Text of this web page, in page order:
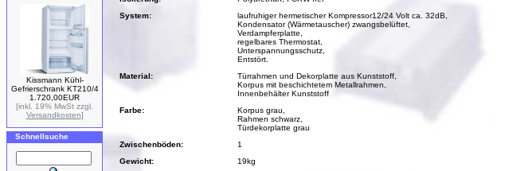
Kissmann Kühl-
Gefrierschrank KT210/4
1.720,00EUR
[inkl. 19% MwSt zzgl.
Versandkosten]
Schnellsuche
System:
laufruhiger hermetischer Kompressor12/24 Volt ca. 32dB,
Kondensator (Wärmetauscher) zwangsbelüftet,
Verdampferplatte,
regelbares Thermostat,
Unterspannungsschutz,
Entstört.
Material:
Türrahmen und Dekorplatte aus Kunststoff,
Korpus mit beschichtetem Metallrahmen,
Innenbehälter Kunststoff
Farbe:
Korpus grau,
Rahmen schwarz,
Türdekorplatte grau
Zwischenböden:
1
Gewicht:
19kg